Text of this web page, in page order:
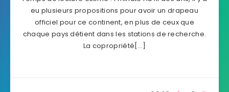
eu plusieurs propositions pour avoir un drapeau
officiel pour ce continent, en plus de ceux que
chaque pays détient dans les stations de recherche.
La copropriété[…]